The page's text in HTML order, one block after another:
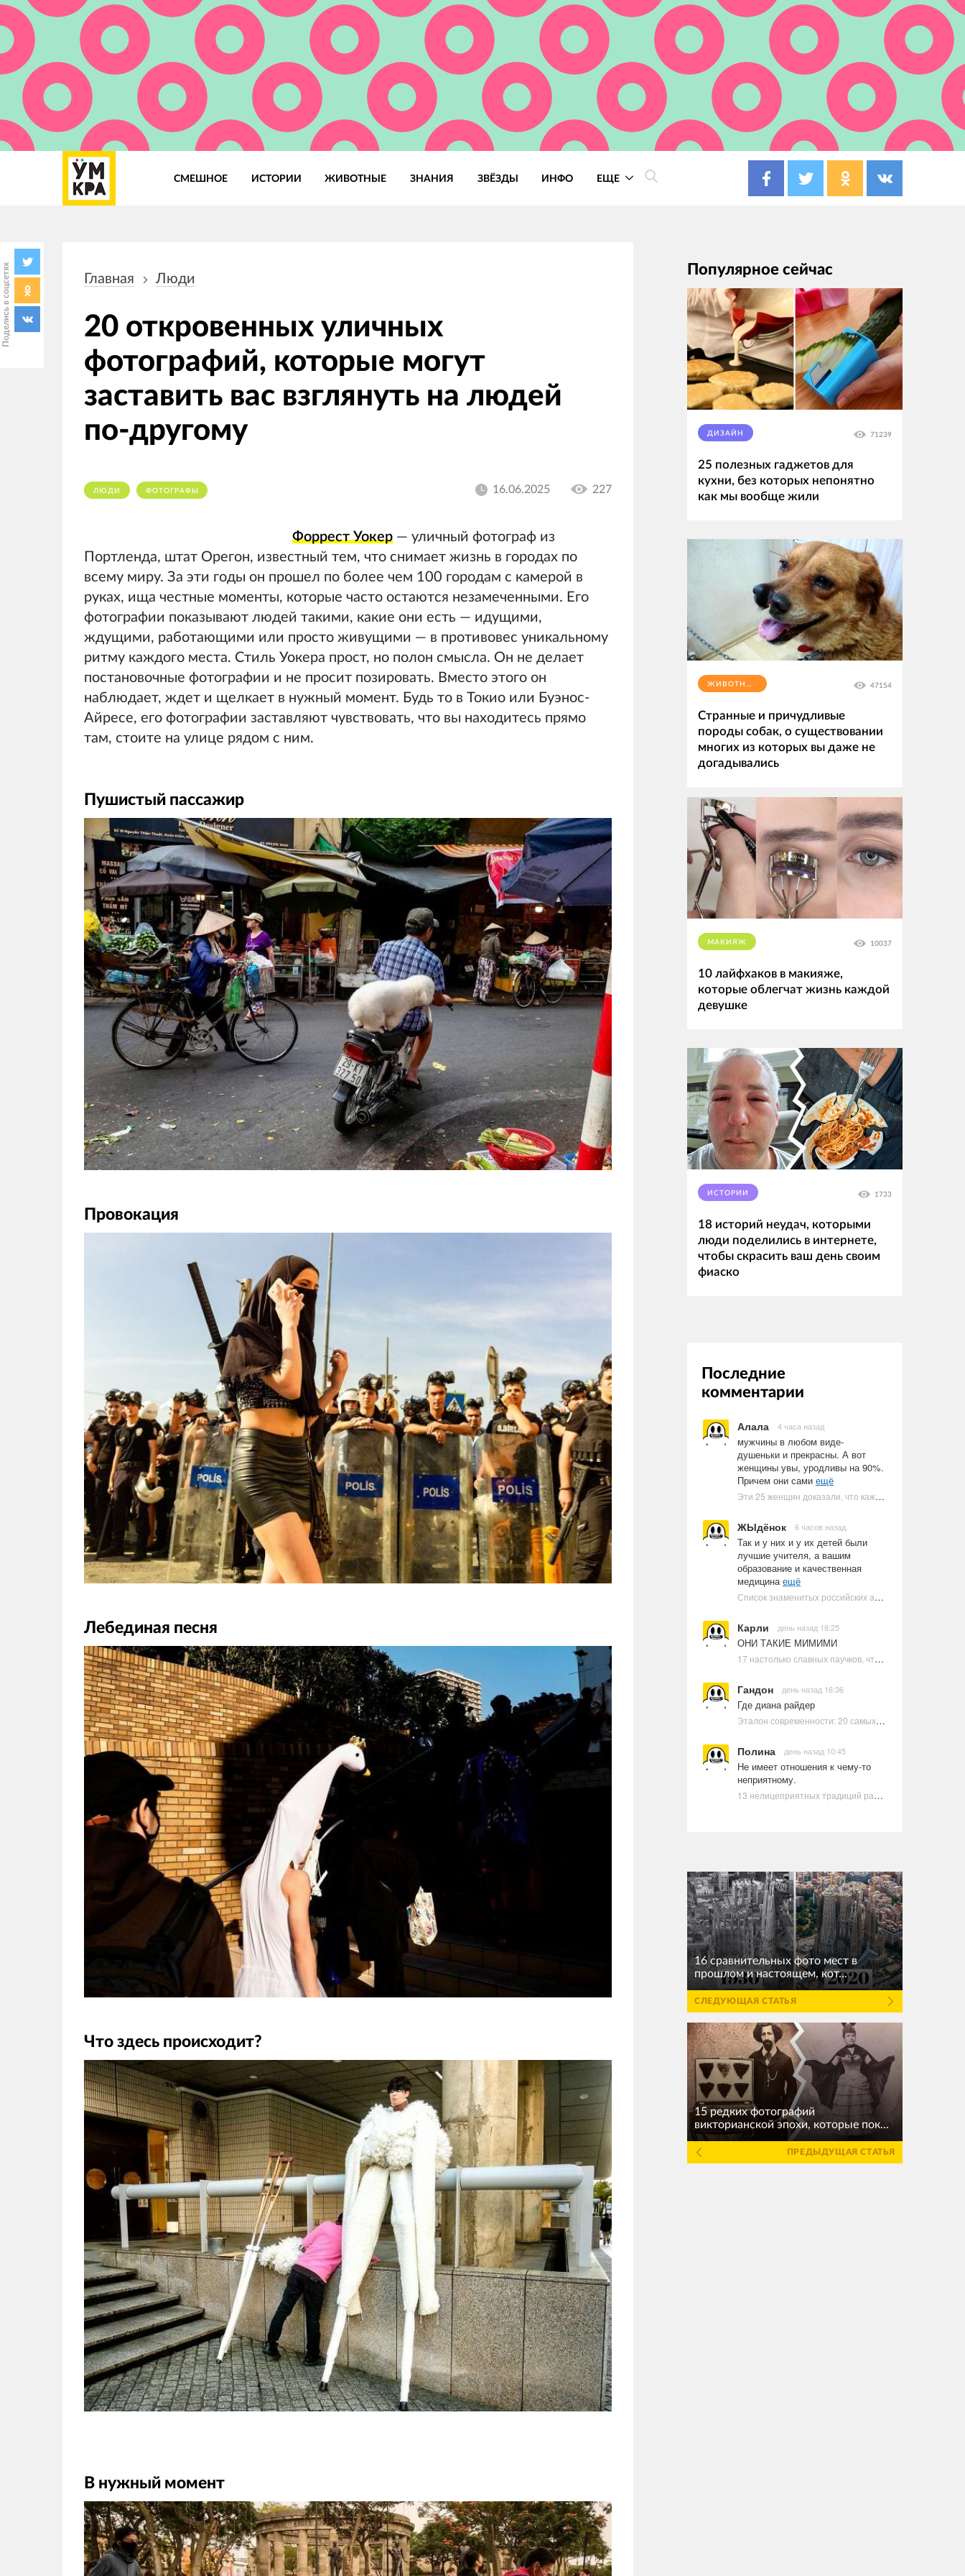
СМЕШНОЕ ИСТОРИИ ЖИВОТНЫЕ ЗНАНИЯ ЗВЁЗДЫ ИНФО ЕЩЕ
Поделись в соцсетях навигации
Главная Люди
20 откровенных уличных
фотографий, которые могут
заставить вас взглянуть на людей
по-другому
ЛЮДИ ФОТОГРАФЫ 16.06.2025 227
Форрест Уокер— уличный фотограф из
Портленда, штат Орегон, известный тем, что снимает жизнь в городах по
всему миру. За эти годы он прошел по более чем 100 городам с камерой в
руках, ища честные моменты, которые часто остаются незамеченными. Его
фотографии показывают людей такими, какие они есть — идущими,
ждущими, работающими или просто живущими — в противовес уникальному
ритму каждого места. Стиль Уокера прост, но полон смысла. Он не делает
постановочные фотографии и не просит позировать. Вместо этого он
наблюдает, ждет и щелкает в нужный момент. Будь то в Токио или Буэнос-
Айресе, его фотографии заставляют чувствовать, что вы находитесь прямо
там, стоите на улице рядом с ним.
Пушистый пассажир
Провокация
Лебединая песня
Что здесь происходит?
В нужный момент
Популярное сейчас
ДИЗАЙН 71239
25 полезных гаджетов для
кухни, без которых непонятно
как мы вообще жили
ЖИВОТНЫЕ 47154
Странные и причудливые
породы собак, о существовании
многих из которых вы даже не
догадывались
МАКИЯЖ 10037
10 лайфхаков в макияже,
которые облегчат жизнь каждой
девушке
ИСТОРИИ 1733
18 историй неудач, которыми
люди поделились в интернете,
чтобы скрасить ваш день своим
фиаско
Последние
комментарии
Алала 4 часа назад
мужчины в любом виде-
душеньки и прекрасны. А вот
женщины увы, уродливы на 90%.
Причем они сами ещё
Эти 25 женщин доказали, что каждое тело имеет право быть в бикини
ЖЫдёнок 6 часов назад
Так и у них и у их детей были
лучшие учителя, а вашим
образование и качественная
медицинаещё
Список знаменитых российских артистов-евреев | Ультрамарин
Карли день назад 18:25
ОНИ ТАКИЕ МИМИМИ
17 настолько славных паучков, что даже у арахнофобов появится желание их погладить
Гандон день назад 16:36
Где диана райдер
Эталон современности: 20 самых красивых и привлекательных актрис Голливуда, по мнению Google | Ультрамарин
Полина день назад 10:45
Не имеет отношения к чему-то
неприятному.
13 нелицеприятных традиций разных стран, которые могут шокировать неподготовленного человека
16 сравнительных фото мест в
прошлом и настоящем, кот...
СЛЕДУЮЩАЯ СТАТЬЯ
15 редких фотографий
викторианской эпохи, которые пок...
ПРЕДЫДУЩАЯ СТАТЬЯ